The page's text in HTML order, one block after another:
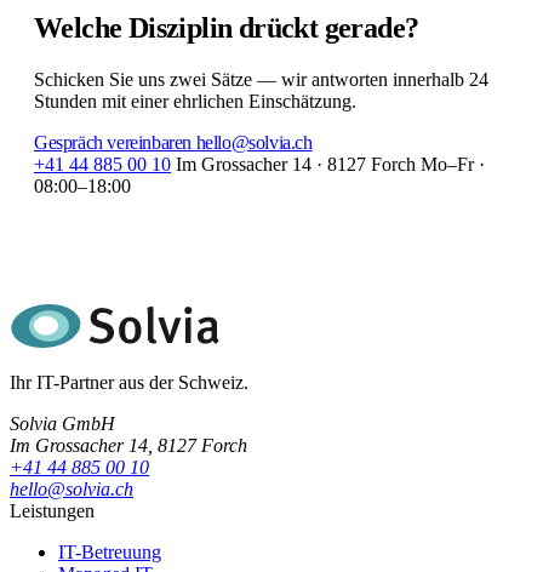
Welche Disziplin drückt gerade?
Schicken Sie uns zwei Sätze — wir antworten innerhalb 24
Stunden mit einer ehrlichen Einschätzung.
Gespräch vereinbaren hello@solvia.ch
+41 44 885 00 10 Im Grossacher 14 · 8127 Forch Mo–Fr ·
08:00–18:00
Ihr IT-Partner aus der Schweiz.
Solvia GmbH
Im Grossacher 14, 8127 Forch
+41 44 885 00 10
hello@solvia.ch
Leistungen
IT-Betreuung